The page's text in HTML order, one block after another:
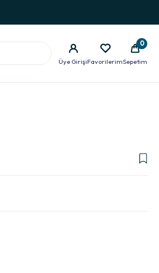
Üye GirişiFavorilerimSepetim
0